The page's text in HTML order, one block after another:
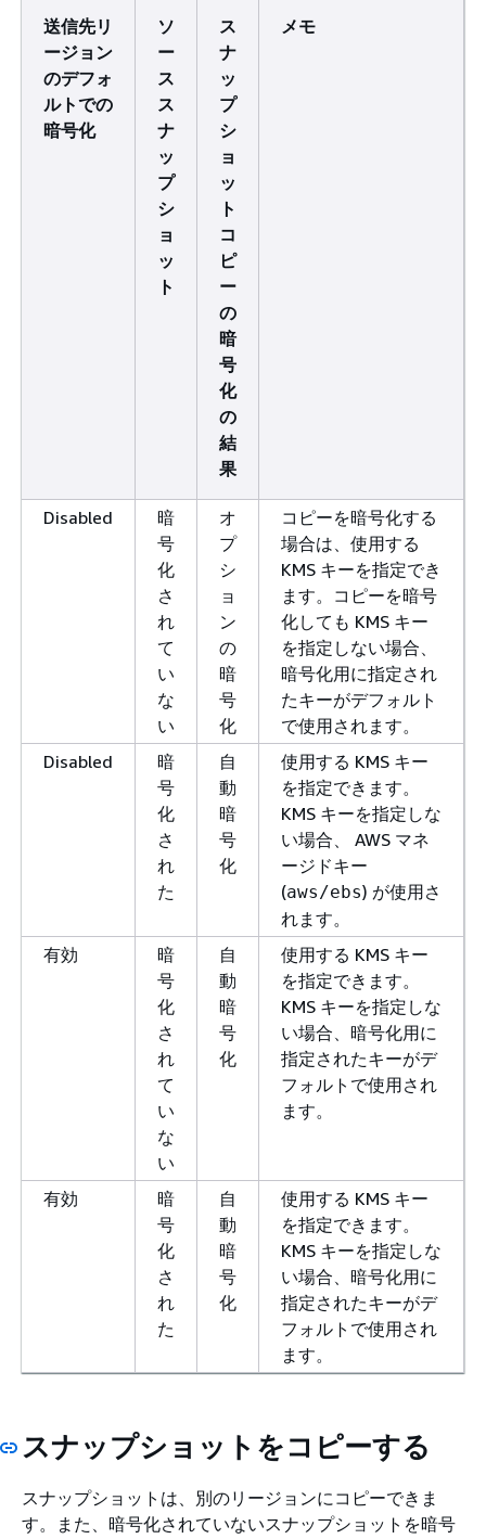
送信先リ
ージョン
のデフォ
ルトでの
暗号化
ソ
ー
ス
ス
ナ
ッ
プ
シ
ョ
ッ
ト
ス
ナ
ッ
プ
シ
ョ
ッ
ト
コ
ピ
ー
の
暗
号
化
の
結
果
メモ
Disabled
暗
号
化
さ
れ
て
い
な
い
オ
プ
シ
ョ
ン
の
暗
号
化
コピーを暗号化する
場合は、使用する
KMS キーを指定でき
ます。コピーを暗号
化しても KMS キー
を指定しない場合、
暗号化用に指定され
たキーがデフォルト
で使用されます。
Disabled
暗
号
化
さ
れ
た
自
動
暗
号
化
使用する KMS キー
を指定できます。
KMS キーを指定しな
い場合、 AWS マネ
ージドキー
(aws/ebs) が使用さ
れます。
有効
暗
号
化
さ
れ
て
い
な
い
自
動
暗
号
化
使用する KMS キー
を指定できます。
KMS キーを指定しな
い場合、暗号化用に
指定されたキーがデ
フォルトで使用され
ます。
有効
暗
号
化
さ
れ
た
自
動
暗
号
化
使用する KMS キー
を指定できます。
KMS キーを指定しな
い場合、暗号化用に
指定されたキーがデ
フォルトで使用され
ます。
スナップショットをコピーする
スナップショットは、別のリージョンにコピーできま
す。また、暗号化されていないスナップショットを暗号